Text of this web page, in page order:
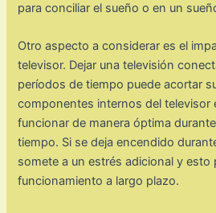
para conciliar el sueño o en un
Otro aspecto a considerar es el
televisor. Dejar una televisión
períodos de tiempo puede acortar
componentes internos del televisor
funcionar de manera óptima
tiempo. Si se deja encendido
somete a un estrés adicional y esto
funcionamiento a largo plazo.